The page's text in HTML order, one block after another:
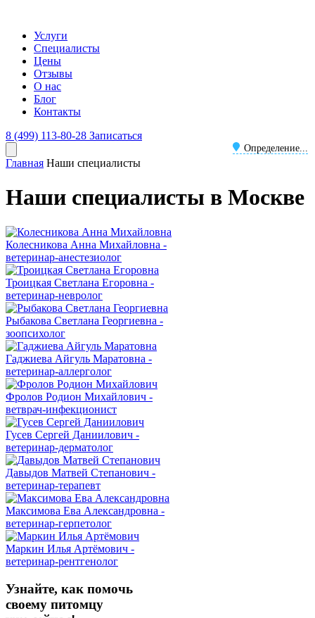
Услуги
Специалисты
Цены
Отзывы
О нас
Блог
Контакты
8 (499) 113-80-28
Определение...
Записаться
Главная Наши специалисты
Наши специалисты в Москве
Колесникова Анна Михайловна -
ветеринар-анестезиолог
Троицкая Светлана Егоровна -
ветеринар-невролог
Рыбакова Светлана Георгиевна -
зоопсихолог
Гаджиева Айгуль Маратовна -
ветеринар-аллерголог
Фролов Родион Михайлович -
ветврач-инфекционист
Гусев Сергей Даниилович -
ветеринар-дерматолог
Давыдов Матвей Степанович -
ветеринар-терапевт
Максимова Ева Александровна -
ветеринар-герпетолог
Маркин Илья Артёмович -
ветеринар-рентгенолог
Узнайте, как помочь
своему питомцу